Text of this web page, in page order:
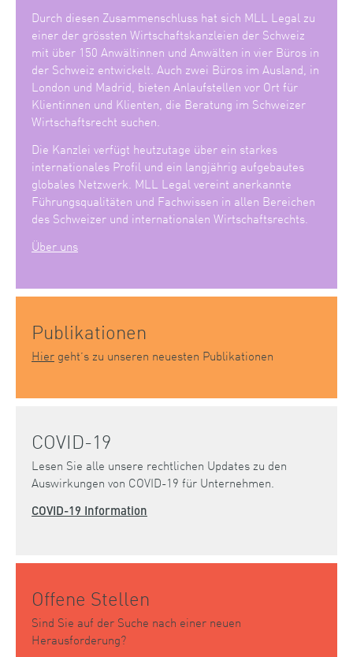
Durch diesen Zusammenschluss hat sich MLL Legal zu
einer der grössten Wirtschaftskanzleien der Schweiz
mit über 150 Anwältinnen und Anwälten in vier Büros in
der Schweiz entwickelt. Auch zwei Büros im Ausland, in
London und Madrid, bieten Anlaufstellen vor Ort für
Klientinnen und Klienten, die Beratung im Schweizer
Wirtschaftsrecht suchen.
Die Kanzlei verfügt heutzutage über ein starkes
internationales Profil und ein langjährig aufgebautes
globales Netzwerk. MLL Legal vereint anerkannte
Führungsqualitäten und Fachwissen in allen Bereichen
des Schweizer und internationalen Wirtschaftsrechts.
Über uns
Publikationen
Hier geht’s zu unseren neuesten Publikationen
COVID-19
Lesen Sie alle unsere rechtlichen Updates zu den
Auswirkungen von COVID-19 für Unternehmen.
COVID-19 Information
Offene Stellen
Sind Sie auf der Suche nach einer neuen
Herausforderung?